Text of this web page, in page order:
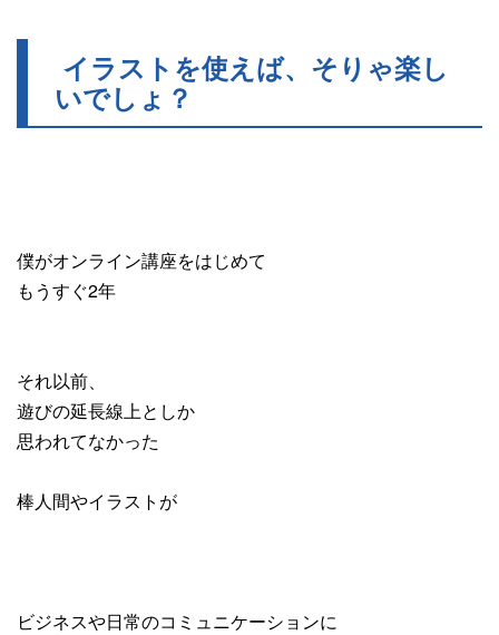
イラストを使えば、そりゃ楽し
いでしょ？
僕がオンライン講座をはじめて
もうすぐ2年
それ以前、
遊びの延長線上としか
思われてなかった
棒人間やイラストが
ビジネスや日常のコミュニケーションに